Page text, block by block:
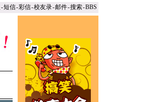
-短信-彩信-校友录-邮件-搜索-BBS